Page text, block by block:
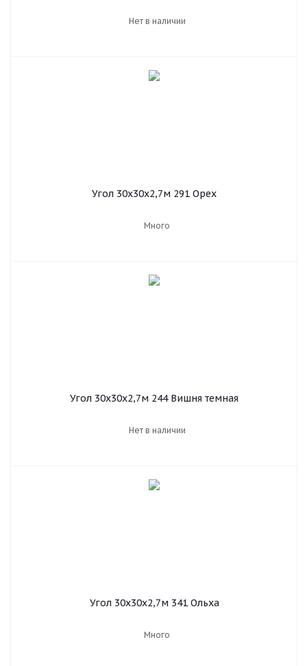
Нет в наличии
Угол 30х30х2,7м 291 Орех
Много
Угол 30х30х2,7м 244 Вишня темная
Нет в наличии
Угол 30х30х2,7м 341 Ольха
Много